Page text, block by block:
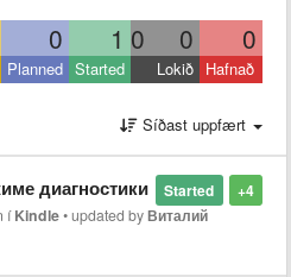
0 1 0 0 0
Planned Started Lokið Hafnað
Síðast uppfært
+4
Started
диагностики
íKindle•updated byВиталий